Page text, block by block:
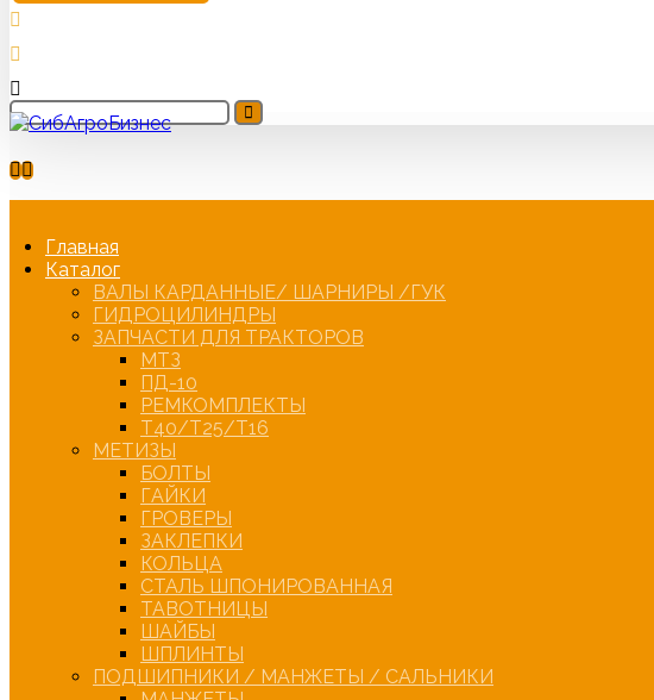
Главная
Каталог
ВАЛЫ КАРДАННЫЕ/ ШАРНИРЫ /ГУК
ГИДРОЦИЛИНДРЫ
ЗАПЧАСТИ ДЛЯ ТРАКТОРОВ
МТЗ
ПД-10
РЕМКОМПЛЕКТЫ
Т40/Т25/Т16
МЕТИЗЫ
БОЛТЫ
ГАЙКИ
ГРОВЕРЫ
ЗАКЛЕПКИ
КОЛЬЦА
СТАЛЬ ШПОНИРОВАННАЯ
ТАВОТНИЦЫ
ШАЙБЫ
ШПЛИНТЫ
ПОДШИПНИКИ / МАНЖЕТЫ / САЛЬНИКИ